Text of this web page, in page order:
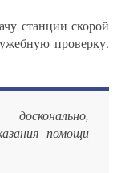
станции скорой
проверку.
помощи